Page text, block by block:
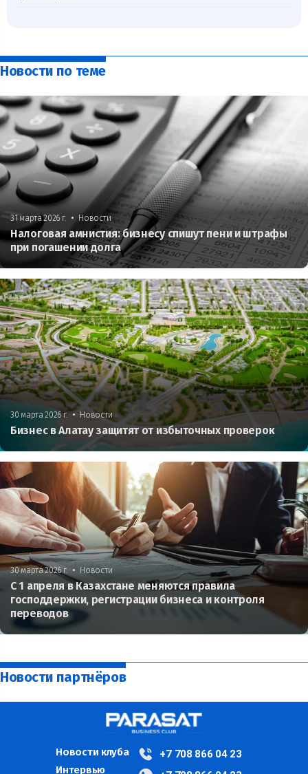
Новости по теме
31 марта 2026 г. • Новости
Налоговая амнистия: бизнесу спишут пени и штрафы
при погашении долга
30 марта 2026 г. • Новости
Бизнес в Алатау защитят от избыточных проверок
30 марта 2026 г. • Новости
С 1 апреля в Казахстане меняются правила
господдержки, регистрации бизнеса и контроля
переводов
Новости партнёров
Новости клуба
Интервью
+7 708 866 04 23